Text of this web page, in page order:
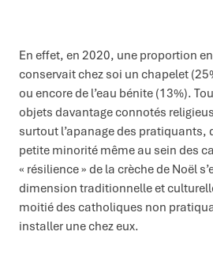
En effet, en 2020, une proportion
conservait chez soi un chapelet
ou encore de l’eau bénite (13%).
objets davantage connotés
surtout l’apanage des pratiquants,
petite minorité même au sein des
« résilience » de la crèche de Noël
dimension traditionnelle et
moitié des catholiques non
installer une chez eux.